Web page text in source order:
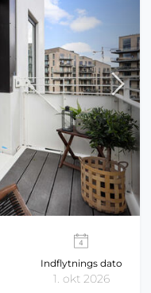
Indflytnings dato
1. okt 2026